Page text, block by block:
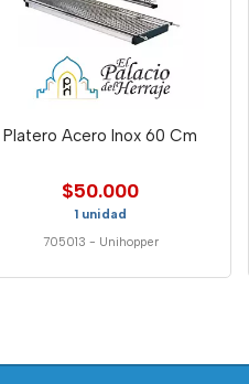
Platero Acero Inox 60 Cm
$50.000
1 unidad
705013 - Unihopper